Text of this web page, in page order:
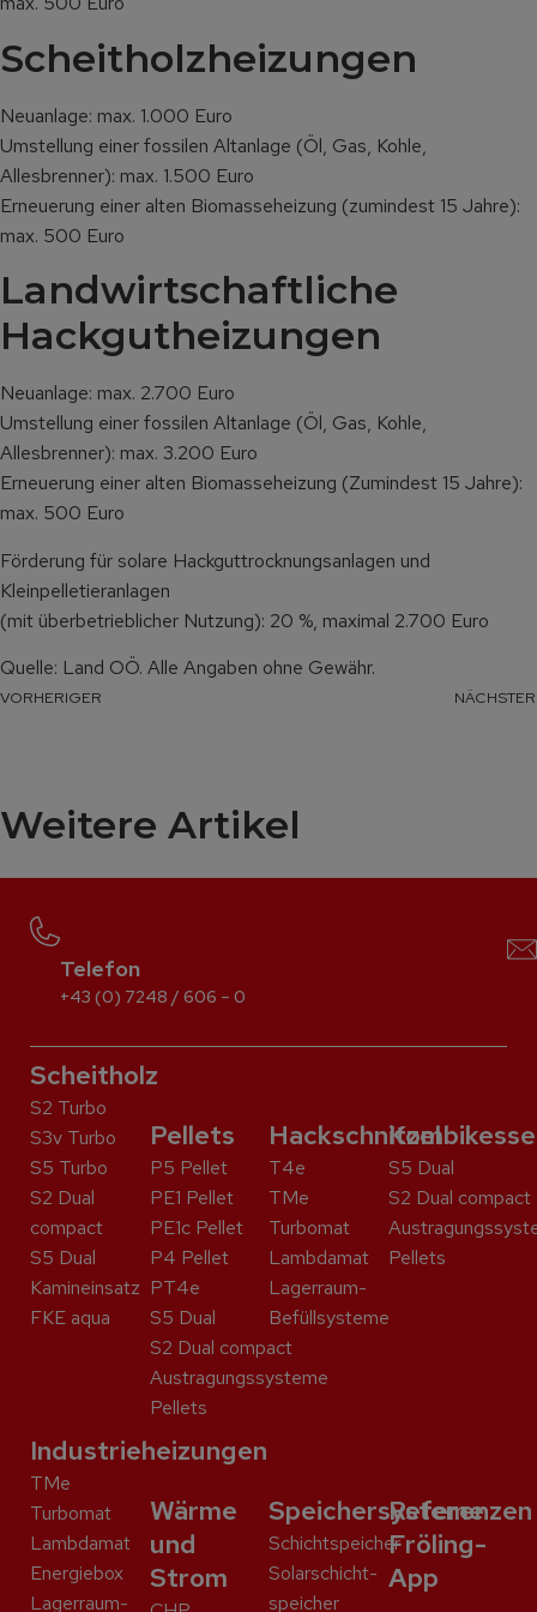
Scheitholzheizungen
Neuanlage: max. 1.000 Euro
Umstellung einer fossilen Altanlage (Öl, Gas, Kohle,
Allesbrenner): max. 1.500 Euro
Erneuerung einer alten Biomasseheizung (zumindest 15 Jahre):
max. 500 Euro
Landwirtschaftliche
Hackgutheizungen
Neuanlage: max. 2.700 Euro
Umstellung einer fossilen Altanlage (Öl, Gas, Kohle,
Allesbrenner): max. 3.200 Euro
Erneuerung einer alten Biomasseheizung (Zumindest 15 Jahre):
max. 500 Euro
Förderung für solare Hackguttrocknungsanlagen und
Kleinpelletieranlagen
(mit überbetrieblicher Nutzung): 20 %, maximal 2.700 Euro
Quelle: Land OÖ. Alle Angaben ohne Gewähr.
VORHERIGER NÄCHSTER
Weitere Artikel
Telefon
+43 (0) 7248 / 606 – 0
Scheitholz
S2 Turbo
S3v Turbo
S5 Turbo
S2 Dual
compact
S5 Dual
Kaminein­satz
FKE aqua
Pellets
P5 Pellet
PE1 Pellet
PE1c Pellet
P4 Pellet
PT4e
S5 Dual
S2 Dual compact
Austragungssysteme
Pellets
Hackschnitzel
T4e
TMe
Turbomat
Lambdamat
Lagerraum-
Befüllsysteme
S5 Dual
S2 Dual compact
Pellets
Industrieheizungen
TMe
Turbomat
Lambdamat
Energiebox
Lagerraum-
Wärme
und
Strom
Speichersysteme
Schicht­speicher
Solar­schicht­
speicher
Referenzen
Fröling-
App